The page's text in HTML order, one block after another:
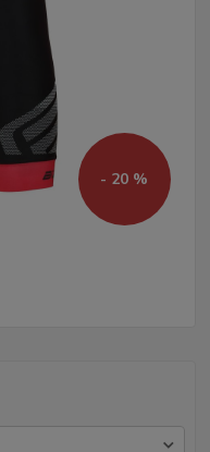
- 20 %